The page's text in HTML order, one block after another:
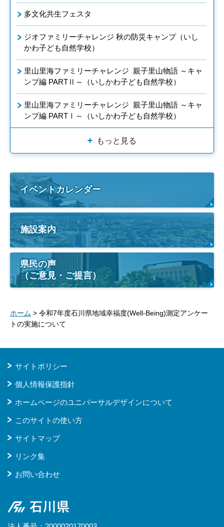
多文化共生フェスタ
ジオファミリーチャレンジ 秋の防災キャンプ（いし
かわ子ども自然学校）
里山里海ファミリーチャレンジ 親子里山物語 ～キャ
ンプ編 PARTⅡ～（いしかわ子ども自然学校）
里山里海ファミリーチャレンジ 親子里山物語 ～キャ
ンプ編 PARTⅠ～（いしかわ子ども自然学校）
もっと見る
イベントカレンダー
施設案内
県民の声
（ご意見・ご提言）
ホーム > 令和7年度石川県地域幸福度(Well-Being)測定アンケー
トの実施について
サイトポリシー
個人情報保護指針
ホームページのユニバーサルデザインについて
このサイトの使い方
サイトマップ
リンク集
お問い合わせ
石川県